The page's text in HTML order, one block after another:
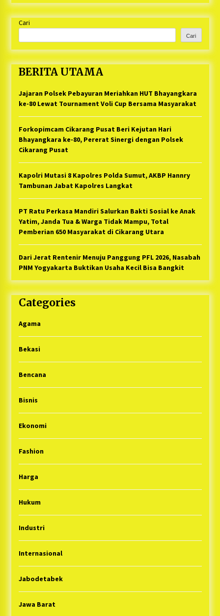
Cari
Cari
BERITA UTAMA
Jajaran Polsek Pebayuran Meriahkan HUT Bhayangkara
ke-80 Lewat Tournament Voli Cup Bersama Masyarakat
Forkopimcam Cikarang Pusat Beri Kejutan Hari
Bhayangkara ke-80, Pererat Sinergi dengan Polsek
Cikarang Pusat
Kapolri Mutasi 8 Kapolres Polda Sumut, AKBP Hannry
Tambunan Jabat Kapolres Langkat
PT Ratu Perkasa Mandiri Salurkan Bakti Sosial ke Anak
Yatim, Janda Tua & Warga Tidak Mampu, Total
Pemberian 650 Masyarakat di Cikarang Utara
Dari Jerat Rentenir Menuju Panggung PFL 2026, Nasabah
PNM Yogyakarta Buktikan Usaha Kecil Bisa Bangkit
Categories
Agama
Bekasi
Bencana
Bisnis
Ekonomi
Fashion
Harga
Hukum
Industri
Internasional
Jabodetabek
Jawa Barat